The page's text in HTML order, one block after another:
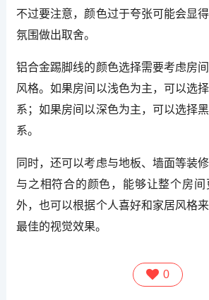
不过要注意，颜色过于夸张可能会显
氛围做出取舍。
铝合金踢脚线的颜色选择需要考虑房
风格。如果房间以浅色为主，可以选
系；如果房间以深色为主，可以选择
系。
同时，还可以考虑与地板、墙面等装
与之相符合的颜色，能够让整个房
外，也可以根据个人喜好和家居风格
最佳的视觉效果。
0